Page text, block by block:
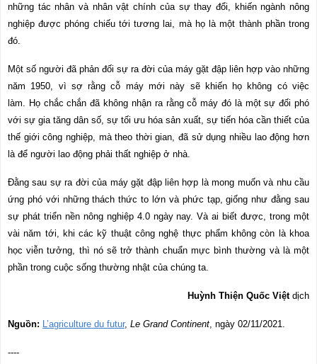
những tác nhân và nhân vật chính của sự thay đổi, khiến ngành nông
nghiệp được phóng chiếu tới tương lai, mà họ là một thành phần trong
đó.
Một số người đã phản đối sự ra đời của máy gặt đập liên hợp vào những
năm 1950, vì sợ rằng cỗ máy mới này sẽ khiến họ không có việc
làm. Họ chắc chắn đã không nhận ra rằng cỗ máy đó là một sự đối phó
với sự gia tăng dân số, sự tối ưu hóa sản xuất, sự tiến hóa cần thiết của
thế giới công nghiệp, mà theo thời gian, đã sử dụng nhiều lao động hơn
là để người lao động phải thất nghiệp ở nhà.
Đằng sau sự ra đời của máy gặt đập liên hợp là mong muốn và nhu cầu
ứng phó với những thách thức to lớn và phức tạp, giống như đằng sau
sự phát triển nền nông nghiệp 4.0 ngày nay. Và ai biết được, trong một
vài năm tới, khi các kỹ thuật công nghệ thực phẩm không còn là khoa
học viễn tưởng, thì nó sẽ trở thành chuẩn mực bình thường và là một
phần trong cuộc sống thường nhật của chúng ta.
Huỳnh Thiện Quốc Việtdịch
Nguồn: L’agriculture du futur, Le Grand Continent , ngày 02/11/2021.
----